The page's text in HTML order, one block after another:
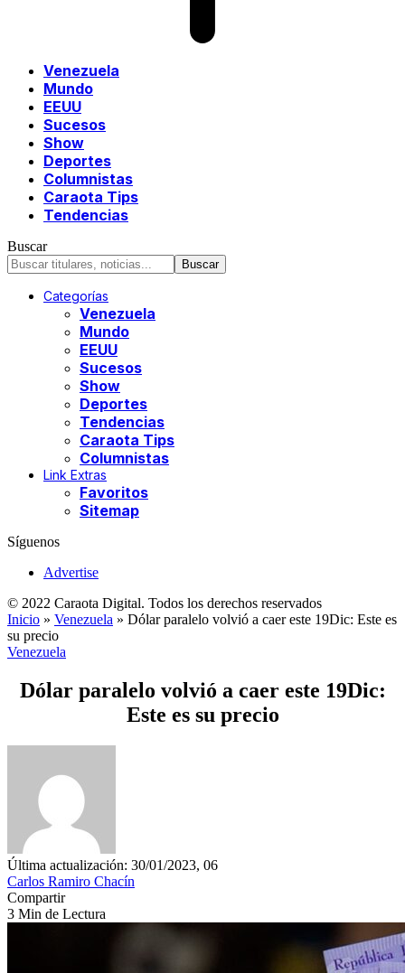
Venezuela
Mundo
EEUU
Sucesos
Show
Deportes
Columnistas
Caraota Tips
Tendencias
Buscar
Categorías
Venezuela
Mundo
EEUU
Sucesos
Show
Deportes
Tendencias
Caraota Tips
Columnistas
Link Extras
Favoritos
Sitemap
Síguenos
Advertise
© 2022 Caraota Digital. Todos los derechos reservados
Inicio » Venezuela » Dólar paralelo volvió a caer este 19Dic: Este es
su precio
Venezuela
Dólar paralelo volvió a caer este 19Dic:
Este es su precio
Última actualización: 30/01/2023, 06
Carlos Ramiro Chacín
Compartir
3 Min de Lectura